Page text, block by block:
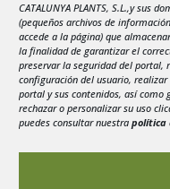
CATALUNYA PLANTS, S.L.,y sus
(pequeños archivos de
accede a la página) que
la finalidad de garantizar el
preservar la seguridad del portal,
configuración del usuario,
portal y sus contenidos, así como
rechazar o personalizar su uso
puedes consultar nuestra política
3
4 5
10
11 12
17
18 19
24
25 26
31